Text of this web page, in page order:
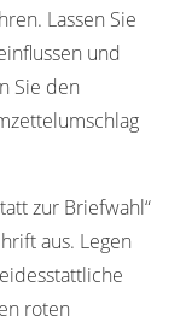
Lassen Sie
und
Sie den
zur Briefwahl“
aus. Legen
roten